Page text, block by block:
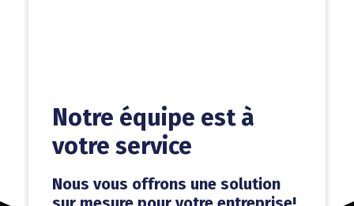
Notre équipe est à
votre service
Nous vous offrons une solution